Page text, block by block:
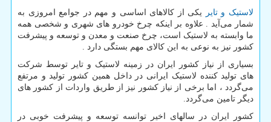
لاستیک و تایر
یکی از کالاهای اساسی و مهم در جوامع امروزی به
شمار می‌آید . علاوه بر اینکه چرخ خودرو های شهری و شخصی همه
ما وابسته به لاستیک است، چرخ صنعت و معدن و توسعه و پیشرفت
کشور نیز به نوعی به این کالای مهم بستگی دارد .
بسیاری از نیاز کشور ایران در زمینه لاستیک و تایر توسط شرکت
های تولید کننده لاستیک ایرانی در داخل همین کشور تولید و مرتفع
می‌گردد ، اما برخی از نیاز کشور نیز از طریق واردات از کشور های
دیگر تامین می‌گردد.
کشور ایران در سالهای اخیر توانسه توسعه و پیشرفت خوبی در